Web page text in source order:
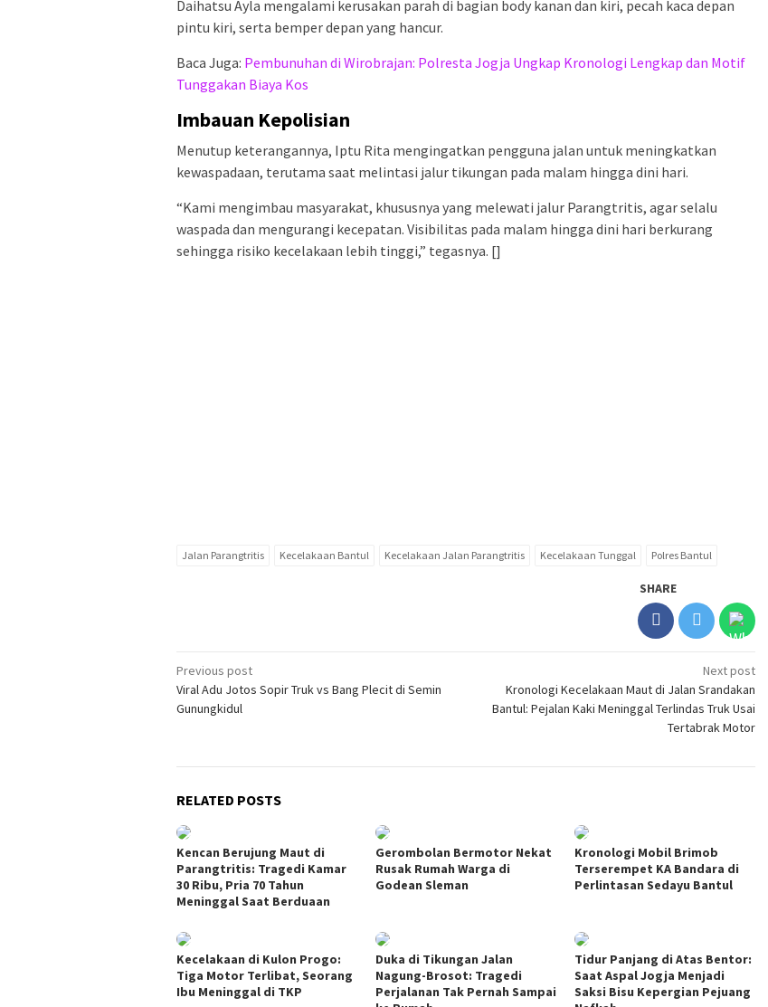
Daihatsu Ayla mengalami kerusakan parah di bagian body kanan dan kiri, pecah kaca depan
pintu kiri, serta bemper depan yang hancur.
Baca Juga: Pembunuhan di Wirobrajan: Polresta Jogja Ungkap Kronologi Lengkap dan Motif
Tunggakan Biaya Kos
Imbauan Kepolisian
Menutup keterangannya, Iptu Rita mengingatkan pengguna jalan untuk meningkatkan
kewaspadaan, terutama saat melintasi jalur tikungan pada malam hingga dini hari.
“Kami mengimbau masyarakat, khususnya yang melewati jalur Parangtritis, agar selalu
waspada dan mengurangi kecepatan. Visibilitas pada malam hingga dini hari berkurang
sehingga risiko kecelakaan lebih tinggi,” tegasnya. []
Jalan Parangtritis Kecelakaan Bantul Kecelakaan Jalan Parangtritis Kecelakaan Tunggal Polres Bantul
SHARE
Post
navigation
Previous post
Viral Adu Jotos Sopir Truk vs Bang Plecit di Semin
Gunungkidul
Next post
Kronologi Kecelakaan Maut di Jalan Srandakan
Bantul: Pejalan Kaki Meninggal Terlindas Truk Usai
Tertabrak Motor
RELATED POSTS
Kencan Berujung Maut di
Parangtritis: Tragedi Kamar
30 Ribu, Pria 70 Tahun
Meninggal Saat Berduaan
Gerombolan Bermotor Nekat
Rusak Rumah Warga di
Godean Sleman
Kronologi Mobil Brimob
Terserempet KA Bandara di
Perlintasan Sedayu Bantul
Kecelakaan di Kulon Progo:
Tiga Motor Terlibat, Seorang
Ibu Meninggal di TKP
Duka di Tikungan Jalan
Nagung-Brosot: Tragedi
Perjalanan Tak Pernah Sampai
Tidur Panjang di Atas Bentor:
Saat Aspal Jogja Menjadi
Saksi Bisu Kepergian Pejuang